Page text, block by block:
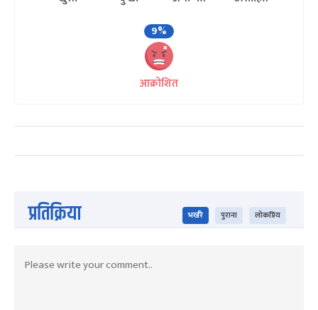
9%
आक्रोशित
प्रतिक्रिया भर्खरै पुराना लोकप्रिय